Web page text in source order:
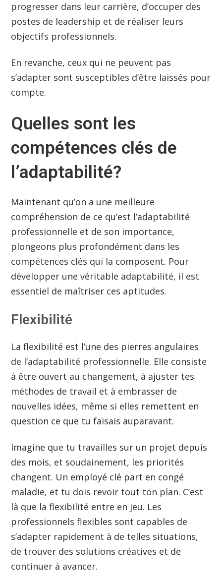
progresser dans leur carrière, d’occuper des
postes de leadership et de réaliser leurs
objectifs professionnels.
En revanche, ceux qui ne peuvent pas
s’adapter sont susceptibles d’être laissés pour
compte.
Quelles sont les
compétences clés de
l’adaptabilité?
Maintenant qu’on a une meilleure
compréhension de ce qu’est l’adaptabilité
professionnelle et de son importance,
plongeons plus profondément dans les
compétences clés qui la composent. Pour
développer une véritable adaptabilité, il est
essentiel de maîtriser ces aptitudes.
Flexibilité
La flexibilité est l’une des pierres angulaires
de l’adaptabilité professionnelle. Elle consiste
à être ouvert au changement, à ajuster tes
méthodes de travail et à embrasser de
nouvelles idées, même si elles remettent en
question ce que tu faisais auparavant.
Imagine que tu travailles sur un projet depuis
des mois, et soudainement, les priorités
changent. Un employé clé part en congé
maladie, et tu dois revoir tout ton plan. C’est
là que la flexibilité entre en jeu. Les
professionnels flexibles sont capables de
s’adapter rapidement à de telles situations,
de trouver des solutions créatives et de
continuer à avancer.